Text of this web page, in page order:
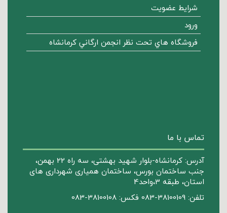
شرایط عضویت
ورود
فروشگاه هاي تحت نظر انجمن ارگاني كرمانشاه
تماس با ما
آدرس: کرمانشاه-بلوار شهید بهشتی، سه راه 22 بهمن،
جنب ساختمان بورس، ساختمان همیاری شهرداری های
استان، طبقه 3،واحد4
تلفن: 38100109-083 فکس: 38100108-083